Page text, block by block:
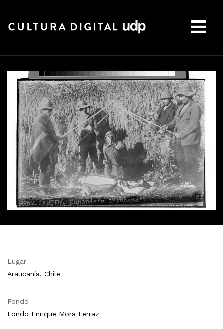
Lugar
Araucanía, Chile
Fondo
Fondo Enrique Mora Ferraz